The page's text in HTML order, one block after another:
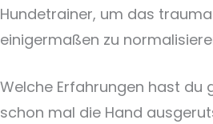
Hundetrainer, um das
einigermaßen zu
Welche Erfahrungen hast du
schon mal die Hand